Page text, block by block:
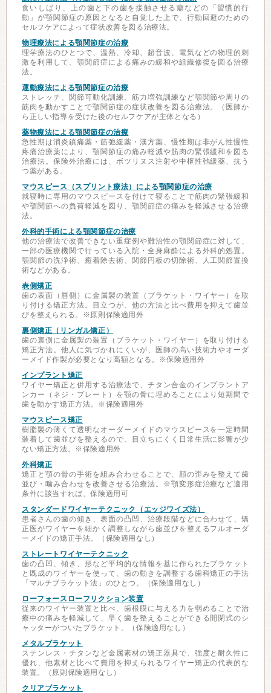
食いしばり、上の歯と下の歯を接触させる癖などの「習慣的行
動」が顎関節症の原因となると自覚した上で、行動回避のための
セルフケアによって症状改善を図る治療法。
物理療法による顎関節症の治療
理学療法のひとつで、温熱、冷却、超音波、電気などの物理的刺
激を利用して、顎関節症による痛みの緩和や組織修復を図る治療
法。
運動療法による顎関節症の治療
ストレッチ、関節可動化訓練、筋力増強訓練など顎関節や周りの
筋肉を動かすことで顎関節症の症状改善を図る治療法。（医師か
ら正しい指導を受けた後のセルフケアが主体となる）
薬物療法による顎関節症の治療
急性期は消炎鎮痛薬・筋弛緩薬・漢方薬、慢性期は非がん性慢性
疼痛治療薬により、顎関節症の痛み軽減や筋肉の緊張緩和を図る
治療法。保険外治療には、ボツリヌス注射や中枢性弛緩薬、抗う
つ薬がある。
マウスピース（スプリント療法）による顎関節症の治療
就寝時に専用のマウスピースを付けて寝ることで筋肉の緊張緩和
や顎関節への負荷軽減を図り、顎関節症の痛みを軽減させる治療
法。
外科的手術による顎関節症の治療
他の治療法で改善できない重症例や難治性の顎関節症に対して、
一部の医療機関で行っている入院・全身麻酔による外科的処置。
顎関節の洗浄術、癒着除去術、関節円板の切除術、人工関節置換
術などがある。
表側矯正
歯の表面（唇側）に金属製の装置（ブラケット・ワイヤー）を取
り付ける矯正方法。目立つが、他の方法と比べ費用を抑えて歯並
びを整えられる。※原則保険適用外
裏側矯正（リンガル矯正）
歯の裏側に金属製の装置（ブラケット・ワイヤー）を取り付ける
矯正方法。他人に気づかれにくいが、医師の高い技術力やオーダ
ーメイド作製が必要となり高額となる。※保険適用外
インプラント矯正
ワイヤー矯正と併用する治療法で、チタン合金のインプラントア
ンカー（ネジ・プレート）を顎の骨に埋めることにより短期間で
歯を動かす矯正方法。※保険適用外
マウスピース矯正
樹脂製の薄くて透明なオーダーメイドのマウスピースを一定時間
装着して歯並びを整えるので、目立ちにくく日常生活に影響が少
ない矯正方法。※保険適用外
外科矯正
矯正と顎の骨の手術を組み合わせることで、顔の歪みを整えて歯
並び・噛み合わせを改善させる治療法。※顎変形症治療など適用
条件に該当すれば、保険適用可
スタンダードワイヤーテクニック（エッジワイズ法）
患者さんの歯の傾き、表面の凸凹、治療段階などに合わせて、矯
正医がワイヤーを細かく調整しながら歯並びを整えるフルオーダ
ーメイドの矯正手法。（保険適用なし）
ストレートワイヤーテクニック
歯の凸凹、傾き、形など平均的な情報を基に作られたブラケット
と既成のワイヤーを使って、歯の動きを調整する歯科矯正の手法
「マルチブラケット法」のひとつ。（保険適用なし）
ローフォースローフリクション装置
従来のワイヤー装置と比べ、歯根膜に与える力を弱めることで治
療中の痛みを軽減して、早く歯を整えることができる開閉式のシ
ャッターがついたブラケット。（保険適用なし）
メタルブラケット
ステンレス・チタンなど金属素材の矯正器具で、強度と耐久性に
優れ、他素材と比べて費用を抑えられるワイヤー矯正の代表的な
装置。（原則保険適用なし）
クリアブラケット